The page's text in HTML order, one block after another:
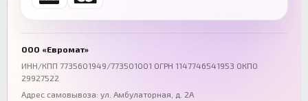
+7 (863) 333-50-75
Волгоград
+7 (844) 261-36-12
Омск
ООО «Евромат»
ИНН/КПП 7735601949/773501001 ОГРН 1147746541953 ОКПО
29927522
Адрес самовывоза: ул. Амбулаторная, д. 2А